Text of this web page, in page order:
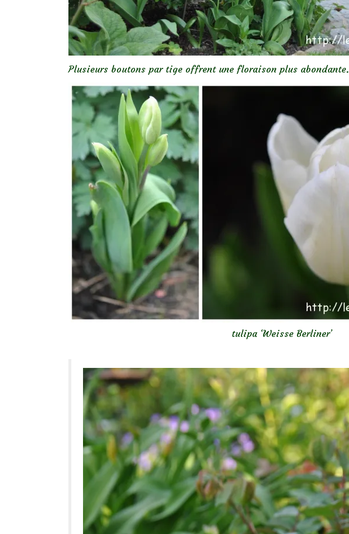
Plusieurs boutons par tige offrent une floraison plus abondante.
tulipa ‘Weisse Berliner’